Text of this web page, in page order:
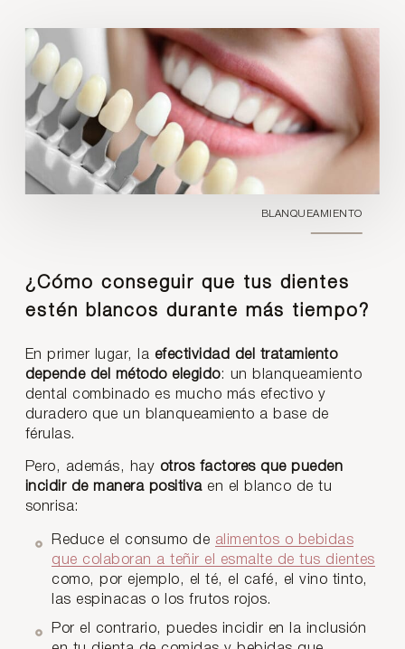
BLANQUEAMIENTO
¿Cómo conseguir que tus dientes
estén blancos durante más tiempo?
En primer lugar, la efectividad del tratamiento
depende del método elegido: un blanqueamiento
dental combinado es mucho más efectivo y
duradero que un blanqueamiento a base de
férulas.
Pero, además, hay otros factores que pueden
incidir de manera positivaen el blanco de tu
sonrisa:
Reduce el consumo de alimentos o bebidas
que colaboran a teñir el esmalte de tus dientes
como, por ejemplo, el té, el café, el vino tinto,
las espinacas o los frutos rojos.
Por el contrario, puedes incidir en la inclusión